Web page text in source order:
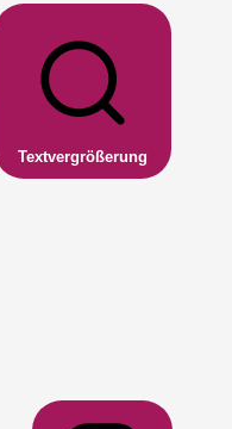
Textvergrößerung